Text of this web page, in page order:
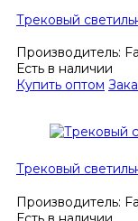
Трековый
Производитель:
Есть в наличии
Купить оптом
Трековый
Производитель: